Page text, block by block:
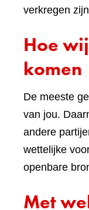
verkregen
Hoe
komen
De meeste
van jou.
andere
wettelijke
openbare
Met